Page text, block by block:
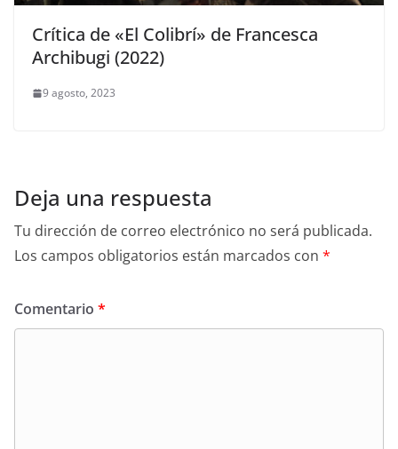
Crítica de «El Colibrí» de Francesca
Archibugi (2022)
9 agosto, 2023
Deja una respuesta
Tu dirección de correo electrónico no será publicada.
Los campos obligatorios están marcados con *
Comentario *